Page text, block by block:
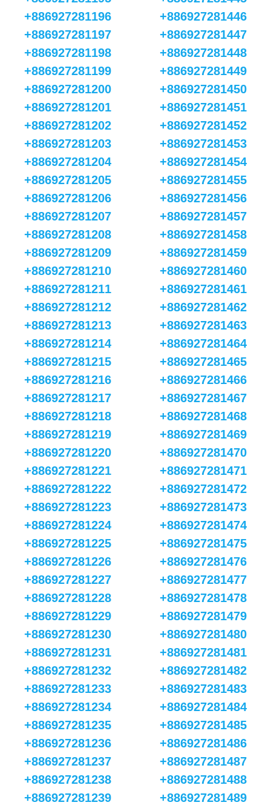
+886927281196
+886927281197
+886927281198
+886927281199
+886927281200
+886927281201
+886927281202
+886927281203
+886927281204
+886927281205
+886927281206
+886927281207
+886927281208
+886927281209
+886927281210
+886927281211
+886927281212
+886927281213
+886927281214
+886927281215
+886927281216
+886927281217
+886927281218
+886927281219
+886927281220
+886927281221
+886927281222
+886927281223
+886927281224
+886927281225
+886927281226
+886927281227
+886927281228
+886927281229
+886927281230
+886927281231
+886927281232
+886927281233
+886927281234
+886927281235
+886927281236
+886927281237
+886927281238
+886927281239
+886927281446
+886927281447
+886927281448
+886927281449
+886927281450
+886927281451
+886927281452
+886927281453
+886927281454
+886927281455
+886927281456
+886927281457
+886927281458
+886927281459
+886927281460
+886927281461
+886927281462
+886927281463
+886927281464
+886927281465
+886927281466
+886927281467
+886927281468
+886927281469
+886927281470
+886927281471
+886927281472
+886927281473
+886927281474
+886927281475
+886927281476
+886927281477
+886927281478
+886927281479
+886927281480
+886927281481
+886927281482
+886927281483
+886927281484
+886927281485
+886927281486
+886927281487
+886927281488
+886927281489